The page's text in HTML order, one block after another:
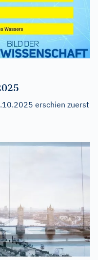
erschien zuerst